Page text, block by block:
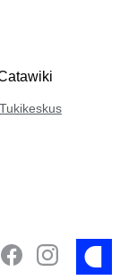
Tukikeskus